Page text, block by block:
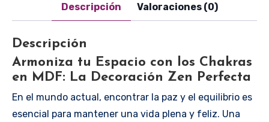
Descripción Valoraciones (0)
Descripción
Armoniza tu Espacio con los Chakras
en MDF: La Decoración Zen Perfecta
En el mundo actual, encontrar la paz y el equilibrio es
esencial para mantener una vida plena y feliz. Una